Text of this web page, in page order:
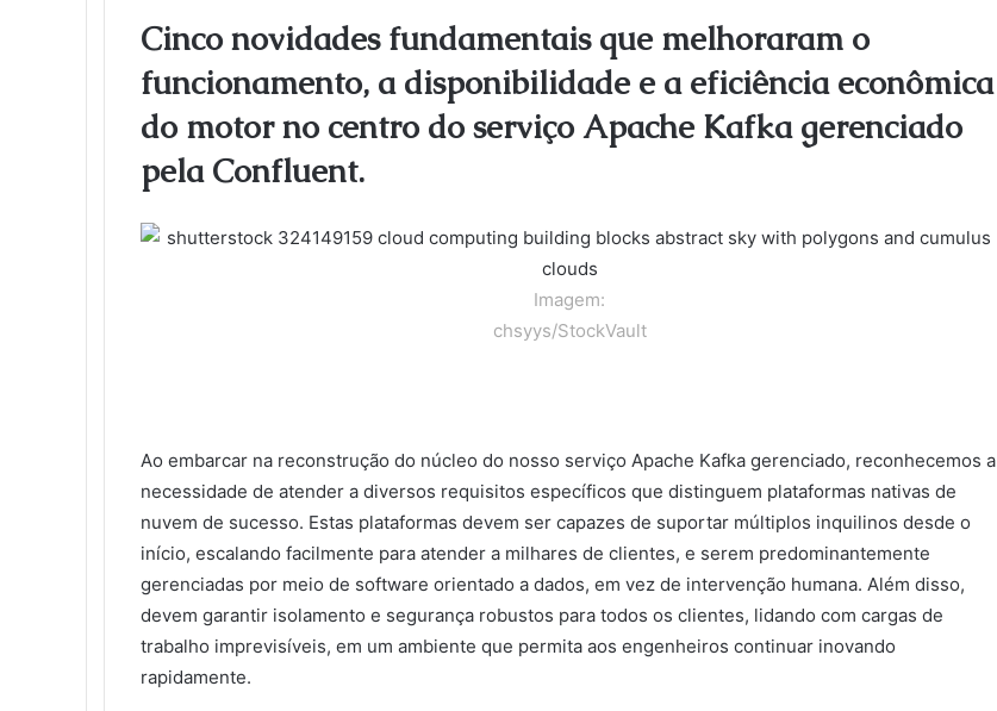
e
b
o
o
k
t
r
e
I
n
l
r
e
e
s
i
t
a
k
t
o
k
a
s
n
i
k
e
Cinco novidades fundamentais que melhoraram o
funcionamento, a disponibilidade e a eficiência econômica
do motor no centro do serviço Apache Kafka gerenciado
pela Confluent.
Imagem:
chsyys/StockVault
Ao embarcar na reconstrução do núcleo do nosso serviço Apache Kafka gerenciado, reconhecemos a
necessidade de atender a diversos requisitos específicos que distinguem plataformas nativas de
nuvem de sucesso. Estas plataformas devem ser capazes de suportar múltiplos inquilinos desde o
início, escalando facilmente para atender a milhares de clientes, e serem predominantemente
gerenciadas por meio de software orientado a dados, em vez de intervenção humana. Além disso,
devem garantir isolamento e segurança robustos para todos os clientes, lidando com cargas de
trabalho imprevisíveis, em um ambiente que permita aos engenheiros continuar inovando
rapidamente.